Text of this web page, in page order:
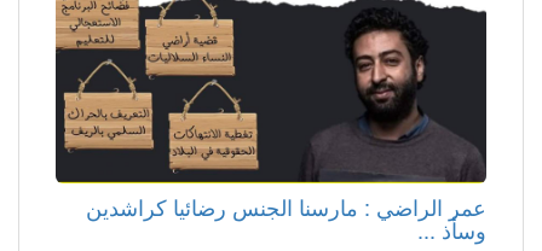
عمر الراضي : مارسنا الجنس رضائيا كراشدين
وسأذ ...